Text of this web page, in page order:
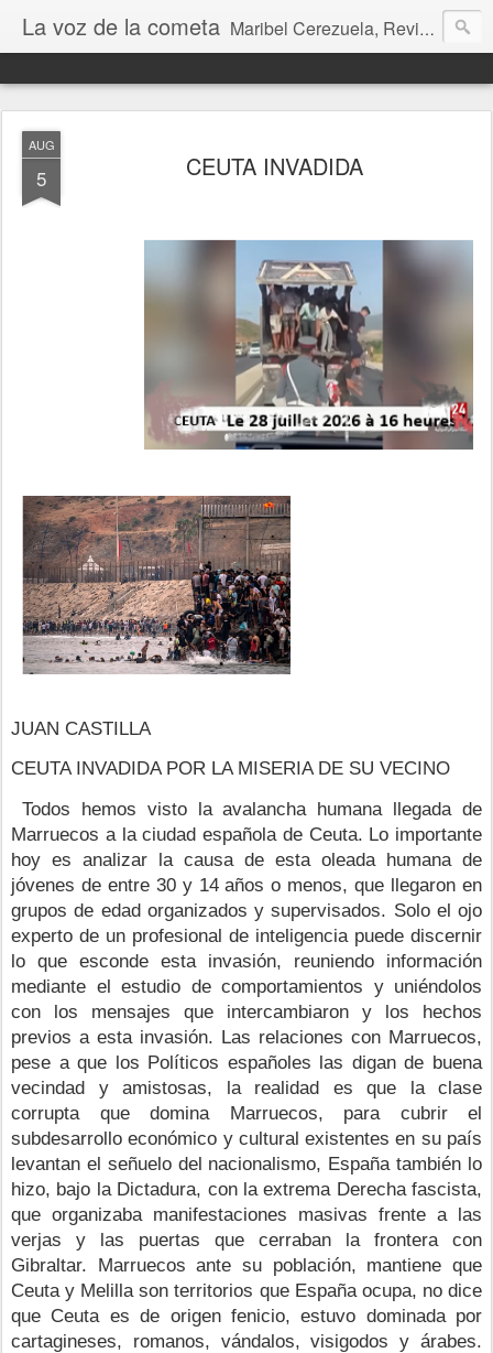
La voz de la cometa Maribel Cerezuela, Revista cultural, Diario voz, La magia de las artes. Tu voz en Internet, Cultura, Literatura, Revista, Fotografías, Audio, Entrevistas, Arte, Ajedrez, Lecturas
AUG
5 CEUTA INVADIDA
JUAN CASTILLA
CEUTA INVADIDA POR LA MISERIA DE SU VECINO
Todos hemos visto la avalancha humana llegada de
Marruecos a la ciudad española de Ceuta. Lo importante
hoy es analizar la causa de esta oleada humana de
jóvenes de entre 30 y 14 años o menos, que llegaron en
grupos de edad organizados y supervisados. Solo el ojo
experto de un profesional de inteligencia puede discernir
lo que esconde esta invasión, reuniendo información
mediante el estudio de comportamientos y uniéndolos
con los mensajes que intercambiaron y los hechos
previos a esta invasión. Las relaciones con Marruecos,
pese a que los Políticos españoles las digan de buena
vecindad y amistosas, la realidad es que la clase
corrupta que domina Marruecos, para cubrir el
subdesarrollo económico y cultural existentes en su país
levantan el señuelo del nacionalismo, España también lo
hizo, bajo la Dictadura, con la extrema Derecha fascista,
que organizaba manifestaciones masivas frente a las
verjas y las puertas que cerraban la frontera con
Gibraltar. Marruecos ante su población, mantiene que
Ceuta y Melilla son territorios que España ocupa, no dice
que Ceuta es de origen fenicio, estuvo dominada por
cartagineses, romanos, vándalos, visigodos y árabes.